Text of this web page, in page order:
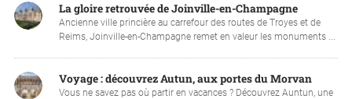
La gloire retrouvée de Joinville-en-Champagne
Ancienne ville princière au carrefour des routes de Troyes et de
Reims, Joinville-en-Champagne remet en valeur les monuments ...
Voyage : découvrez Autun, aux portes du Morvan
Vous ne savez pas où partir en vacances ? Découvrez Auntun, une